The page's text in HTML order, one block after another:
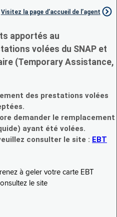
Visitez la page d’accueil de l’agent
apportés au
volées du SNAP et
(Temporary Assistance,
des prestations volées
demander le remplacement
ayant été volées.
consulter le site : EBT
à geler votre carte EBT
le site